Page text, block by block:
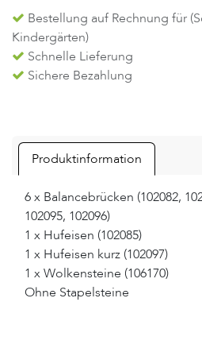
Bestellung auf Rechnung für
Kindergärten)
Schnelle Lieferung
Sichere Bezahlung
Produktinformation
6 x Balancebrücken (102082,
102095, 102096)
1 x Hufeisen (102085)
1 x Hufeisen kurz (102097)
1 x Wolkensteine (106170)
Ohne Stapelsteine